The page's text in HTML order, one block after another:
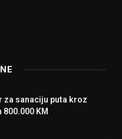
za sanaciju puta kroz
KM